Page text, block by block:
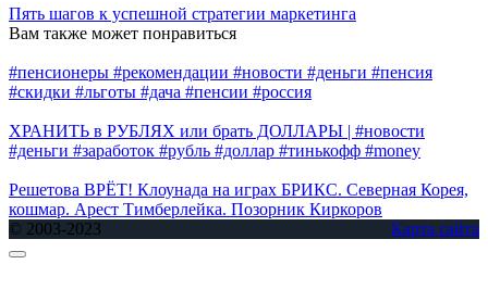
Пять шагов к успешной стратегии маркетинга
Вам также может понравиться
#пенсионеры #рекомендации #новости #деньги #пенсия
#скидки #льготы #дача #пенсии #россия
ХРАНИТЬ в РУБЛЯХ или брать ДОЛЛАРЫ | #новости
#деньги #заработок #рубль #доллар #тинькофф #money
Решетова ВРЁТ! Клоунада на играх БРИКС. Северная Корея,
кошмар. Арест Тимберлейка. Позорник Киркоров
© 2003-2023
Карта сайта